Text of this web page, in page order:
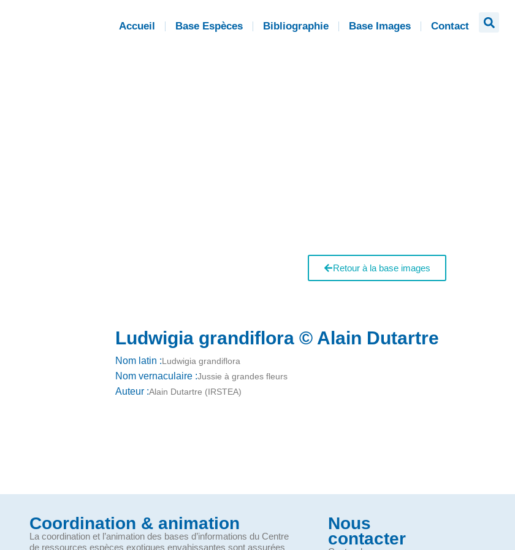
Accueil Base Espèces Bibliographie Base Images Contact
Retour à la base images
Ludwigia grandiflora © Alain Dutartre
Nom latin :Ludwigia grandiflora
Nom vernaculaire :Jussie à grandes fleurs
Auteur :Alain Dutartre (IRSTEA)
Coordination & animation
La coordination et l’animation des bases d’informations du Centre
de ressources espèces exotiques envahissantes sont assurées
Nous
contacter